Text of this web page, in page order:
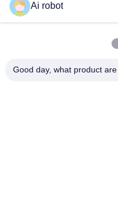
VIVI
Ai robot
Good day, what product